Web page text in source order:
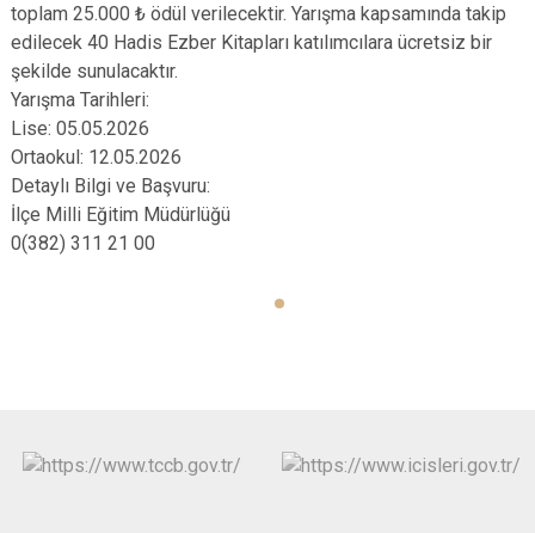
toplam 25.000 ₺ ödül verilecektir. Yarışma kapsamında takip
edilecek 40 Hadis Ezber Kitapları katılımcılara ücretsiz bir
şekilde sunulacaktır.
Yarışma Tarihleri:
Lise: 05.05.2026
Ortaokul: 12.05.2026
Detaylı Bilgi ve Başvuru:
İlçe Milli Eğitim Müdürlüğü
0(382) 311 21 00